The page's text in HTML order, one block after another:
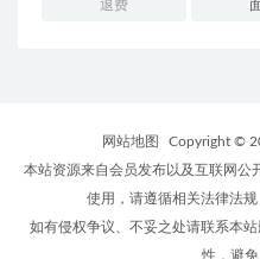
退费
网站地图 Copyright ©
本站资源来自会员发布以及互联网公
使用，请遵循相关法律法
如有侵权争议、不妥之处请联系本
性，避免